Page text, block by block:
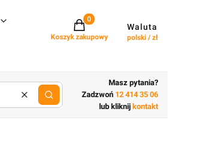
Projekty w koszyku: 0. Zobacz
Koszyk zakupowy
Waluta
polski / zł
Wyczyśćlub wpisz cechy budynku
Masz pytania?
Zadzwoń 12 414 35 06
lub kliknij kontakt